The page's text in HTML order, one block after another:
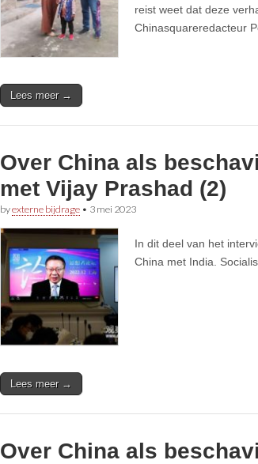
reist weet dat deze
Chinasquareredacteur
Lees meer →
Over China als
met Vijay Prashad (2)
byexterne bijdrage • 3 mei 2023
In dit deel van het
China met India.
Lees meer →
Over China als